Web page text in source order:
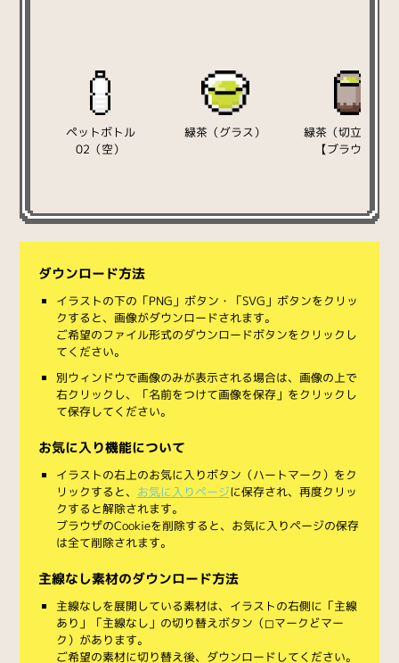
ペットボトル
02（空）
緑茶（グラス）
緑茶（切立湯呑）
【ブラウン】
ダウンロード方法
イラストの下の「PNG」ボタン・「SVG」ボタンをクリッ
クすると、画像がダウンロードされます。
ご希望のファイル形式のダウンロードボタンをクリックし
てください。
別ウィンドウで画像のみが表示される場合は、画像の上で
右クリックし、「名前をつけて画像を保存」をクリックし
て保存してください。
お気に入り機能について
イラストの右上のお気に入りボタン（ハートマーク）をク
リックすると、 お気に入りページに保存され、再度クリッ
クすると解除されます。
ブラウザのCookieを削除すると、お気に入りページの保存
は全て削除されます。
主線なし素材のダウンロード方法
主線なしを展開している素材は、イラストの右側に「主線
あり」「主線なし」の切り替えボタン（◻︎マークと◼︎マー
ク）があります。
ご希望の素材に切り替え後、ダウンロードしてください。